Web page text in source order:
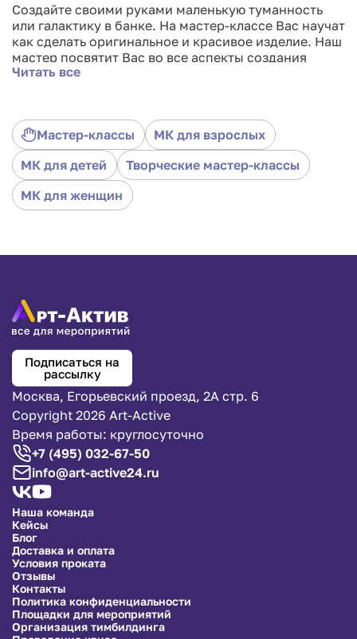
Создайте своими руками маленькую туманность
или галактику в банке. На мастер-классе Вас научат
как сделать оригинальное и красивое изделие. Наш
мастер посвятит Вас во все аспекты создания
космоса в баночке, расскажет обо всех нюансах, а
украшение. В начале-мастер класса Вам выдадут
все необходимые материалы.
Читать все
Мастер-классы
МК для взрослых
МК для детей
Творческие мастер-классы
МК для женщин
Подписаться на
рассылку
Москва, Егорьевский проезд, 2А стр. 6
Copyright 2026 Art-Active
Время работы: круглосуточно
+7 (495) 032-67-50
info@art-active24.ru
Наша команда
Кейсы
Блог
Доставка и оплата
Условия проката
Отзывы
Контакты
Политика конфиденциальности
Площадки для мероприятий
Организация тимбилдинга